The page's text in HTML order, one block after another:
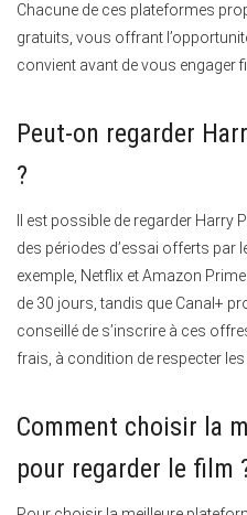
Chacune de ces plateformes
gratuits, vous offrant
convient avant de vous engager
Peut-on regarder
?
Il est possible de regarder
des périodes d’essai offerts par
exemple, Netflix et Amazon
de 30 jours, tandis que Canal+
conseillé de s’inscrire à ces
frais, à condition de respecter les
Comment choisir la
pour regarder le film